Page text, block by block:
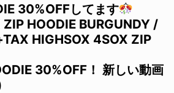
30%OFFしてます
HOODIE BURGUNDY /
HIGHSOX 4SOX ZIP
30%OFF！ 新しい動画